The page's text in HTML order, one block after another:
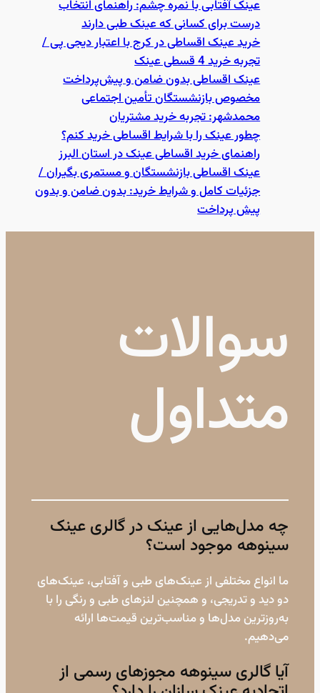
عینک آفتابی با نمره چشم: راهنمای انتخاب
درست برای کسانی که عینک طبی دارند
خرید عینک اقساطی در کرج با اعتبار دیجی پی /
تجربه خرید 4 قسطی عینک
عینک اقساطی بدون ضامن و پیش‌پرداخت
مخصوص بازنشستگان تأمین اجتماعی
محمدشهر: تجربه خرید مشتریان
چطور عینک را با شرایط اقساطی خرید کنم؟
راهنمای خرید اقساطی عینک در استان البرز
عینک اقساطی بازنشستگان و مستمری بگیران /
جزئیات کامل و شرایط خرید: بدون ضامن و بدون
پیش پرداخت
سوالات
متداول
چه مدل‌هایی از عینک در گالری عینک
سینوهه موجود است؟
ما انواع مختلفی از عینک‌های طبی و آفتابی، عینک‌های
دو دید و تدریجی، و همچنین لنزهای طبی و رنگی را با
به‌روزترین مدل‌ها و مناسب‌ترین قیمت‌ها ارائه
می‌دهیم.
آیا گالری سینوهه مجوزهای رسمی از